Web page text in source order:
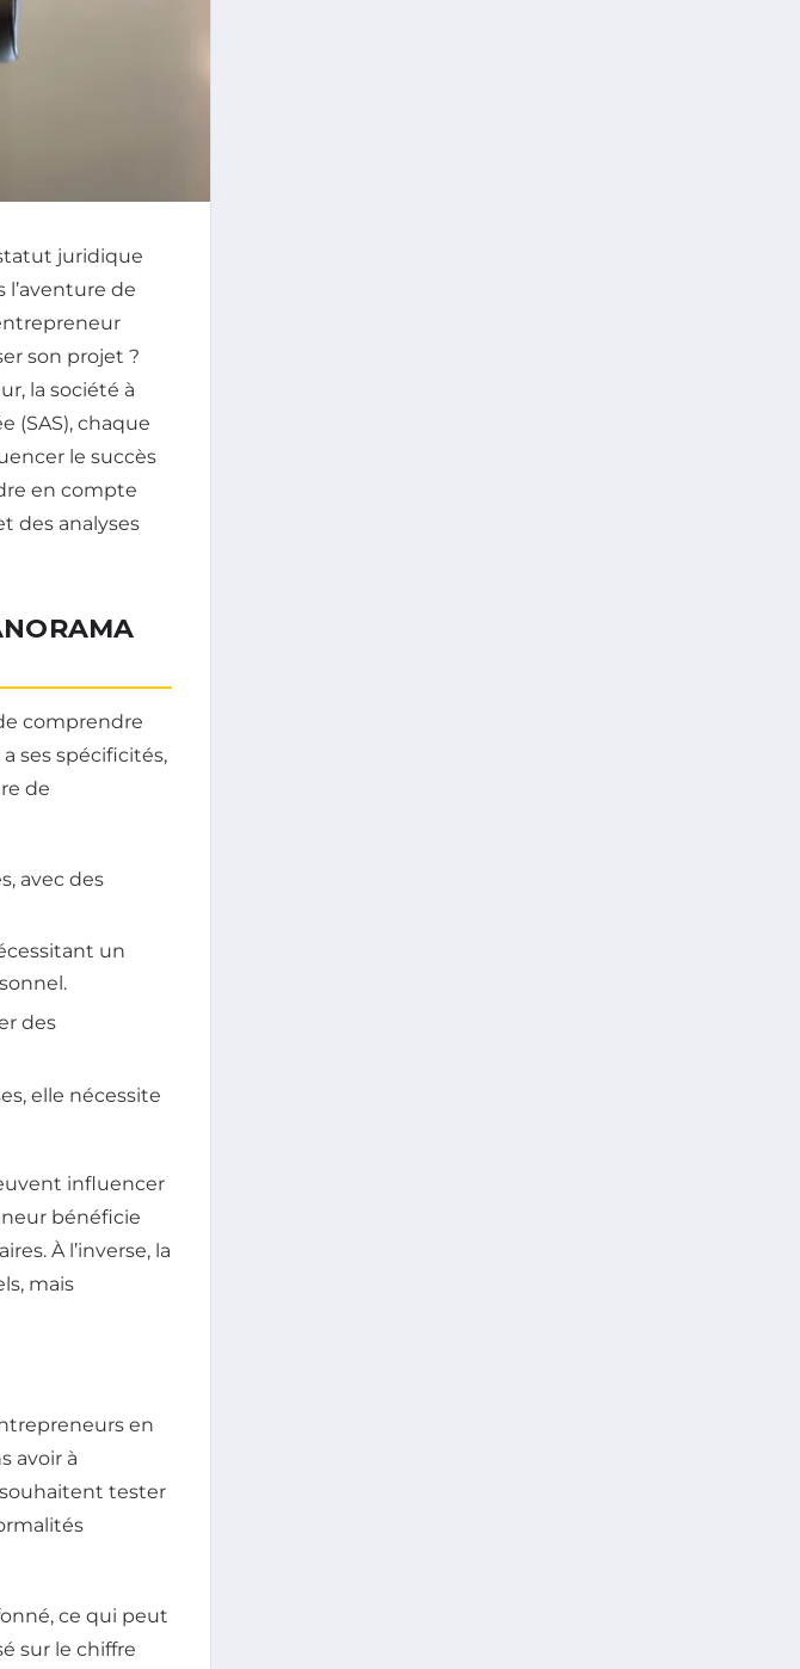
juridique
de
son projet ?
la société à
(SAS), chaque
le succès
en compte
des analyses
comprendre
ses spécificités,
de
avec des
un
des
elle nécessite
influencer
bénéficie
À l’inverse, la
mais
en
avoir à
tester
ce qui peut
sur le chiffre